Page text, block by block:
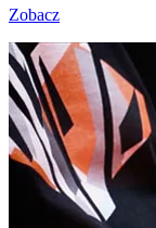
Zobacz